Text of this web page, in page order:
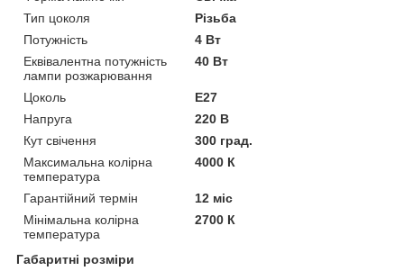
Тип цоколя
Різьба
Потужність
4 Вт
Еквівалентна потужність
лампи розжарювання
40 Вт
Цоколь
E27
Напруга
220 В
Кут свічення
300 град.
Максимальна колірна
температура
4000 К
Гарантійний термін
12 міс
Мінімальна колірна
температура
2700 К
Габаритні розміри